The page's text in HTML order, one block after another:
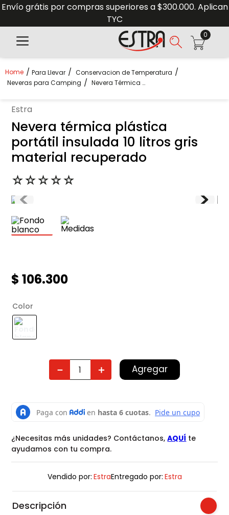
Envío grátis por compras superiores a $300.000. Aplican
TYC
0
Para Llevar
Conservacion de Temperatura
Neveras para Camping
Nevera Térmica Plástica Portátil Insulada 10 Litros Gris Material Recuperado
estra
Nevera térmica plástica
portátil insulada 10 litros gris
material recuperado
☆☆☆☆☆
$ 106.300
Color
＋
－ Agregar
¿Necesitas más unidades? Contáctanos,AQUÍ te
ayudamos con tu compra.
Vendido por: EstraEntregado por: Estra
Descripción